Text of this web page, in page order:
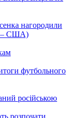
нагородили
– США)
футбольного
російською